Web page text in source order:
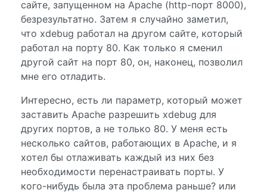
сайте, запущенном на Apache (http-порт 8000),
безрезультатно. Затем я случайно заметил,
что xdebug работал на другом сайте, который
работал на порту 80. Как только я сменил
другой сайт на порт 80, он, наконец, позволил
мне его отладить.
Интересно, есть ли параметр, который может
заставить Apache разрешить xdebug для
других портов, а не только 80. У меня есть
несколько сайтов, работающих в Apache, и я
хотел бы отлаживать каждый из них без
необходимости перенастраивать порты. У
кого-нибудь была эта проблема раньше? или